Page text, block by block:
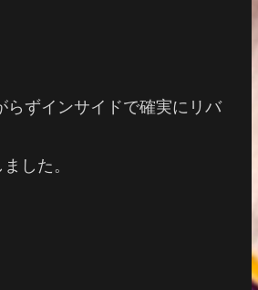
らずインサイドで確実にリバ
した。